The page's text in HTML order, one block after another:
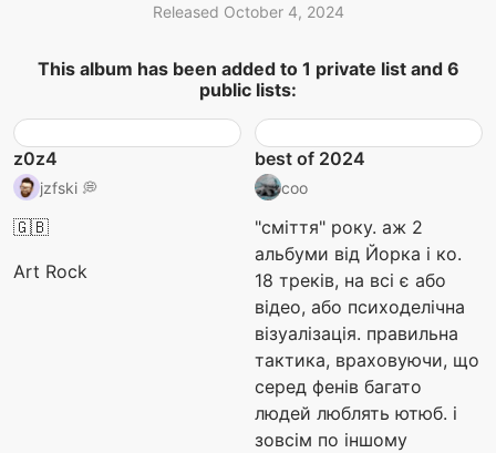
Released October 4, 2024
This album has been added to 1 private list and 6
public lists:
z0z4
jzfski 💭
🇬🇧
Art Rock
best of 2024
coo
"сміття" року. аж 2
альбуми від Йорка і ко.
18 треків, на всі є або
відео, або психоделічна
візуалізація. правильна
тактика, враховуючи, що
серед фенів багато
людей люблять ютюб. і
зовсім по іншому